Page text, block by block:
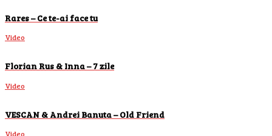
Rares – Ce te-ai face tu
Video
Florian Rus & Inna – 7 zile
Video
VESCAN & Andrei Banuta – Old Friend
Video